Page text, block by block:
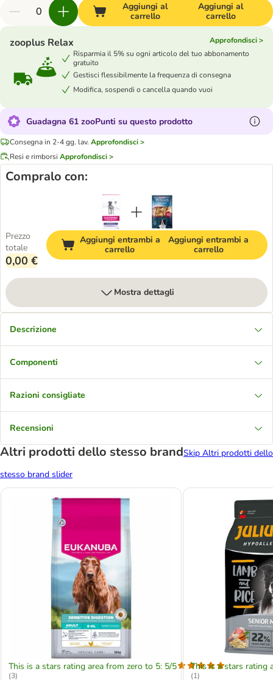
Aggiungi al
carrello
Aggiungi al
carrello
zooplus Relax
Approfondisci >
Risparmia il 5% su ogni articolo del tuo abbonamento
gratuito
Gestisci flessibilmente la frequenza di consegna
Modifica, sospendi o cancella quando vuoi
Guadagna 61 zooPunti su questo prodotto
Consegna in 2-4 gg. lav. Approfondisci >
Resi e rimborsi Approfondisci >
Compralo con:
Prezzo
totale
0,00 €
Aggiungi entrambi a
carrello
Aggiungi entrambi a
carrello
Mostra dettagli
Descrizione
Componenti
Razioni consigliate
Recensioni
Altri prodotti dello stesso brandSkip Altri prodotti dello
stesso brand slider
This is a stars rating area from zero to 5: 5/5
(3)
This is a stars rating
(1)